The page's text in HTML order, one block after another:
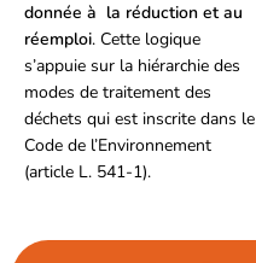
donnée à la réduction et au
réemploi. Cette logique
s’appuie sur la hiérarchie des
modes de traitement des
déchets qui est inscrite dans le
Code de l’Environnement
(article L. 541-1).